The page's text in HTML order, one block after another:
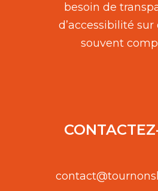
besoin de
d’accessibilité sur
souvent